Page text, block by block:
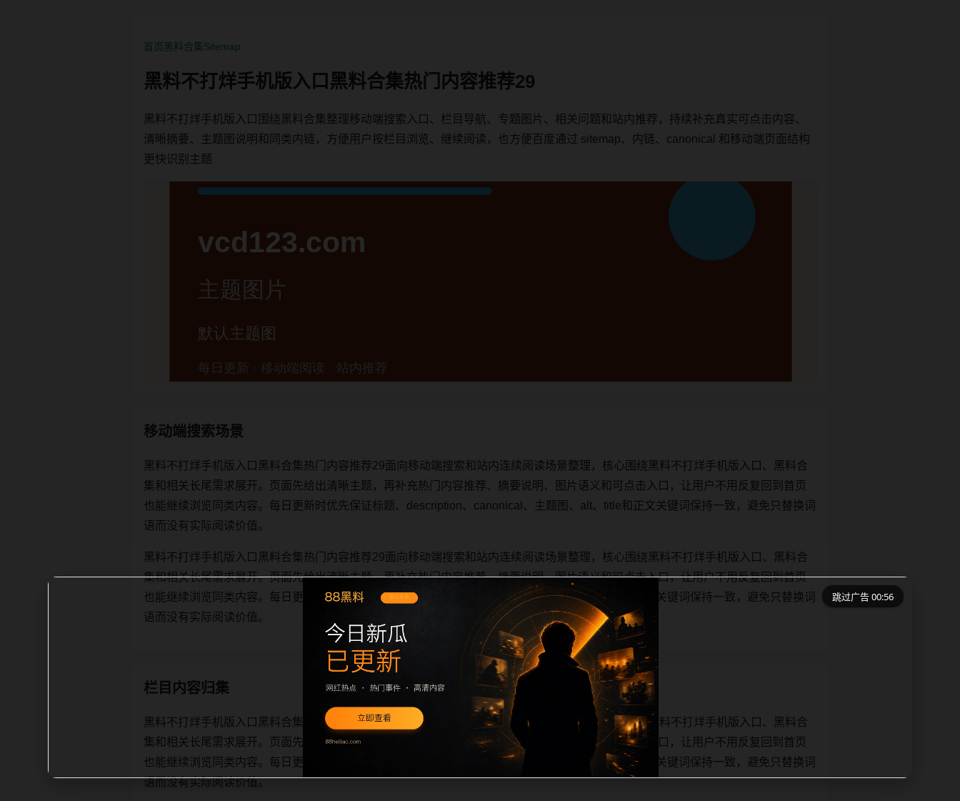
首页黑料合集Sitemap
黑料不打烊手机版入口黑料合集热门内容推荐29
黑料不打烊手机版入口围绕黑料合集整理移动端搜索入口、栏目导航、专题图片、相关问题和站内推荐，持续补充真实可点击内容、
清晰摘要、主题图说明和同类内链，方便用户按栏目浏览、继续阅读，也方便百度通过 sitemap、内链、canonical 和移动端页面结构
更快识别主题
移动端搜索场景
黑料不打烊手机版入口黑料合集热门内容推荐29面向移动端搜索和站内连续阅读场景整理，核心围绕黑料不打烊手机版入口、黑料合
集和相关长尾需求展开。页面先给出清晰主题，再补充热门内容推荐、摘要说明、图片语义和可点击入口，让用户不用反复回到首页
也能继续浏览同类内容。每日更新时优先保证标题、description、canonical、主题图、alt、title和正文关键词保持一致，避免只替换词
语而没有实际阅读价值。
黑料不打烊手机版入口黑料合集热门内容推荐29面向移动端搜索和站内连续阅读场景整理，核心围绕黑料不打烊手机版入口、黑料合
集和相关长尾需求展开。页面先给出清晰主题，再补充热门内容推荐、摘要说明、图片语义和可点击入口，让用户不用反复回到首页
也能继续浏览同类内容。每日更新时优先保证标题、description、canonical、主题图、alt、title和正文关键词保持一致，避免只替换词
语而没有实际阅读价值。
栏目内容归集
黑料不打烊手机版入口黑料合集热门内容推荐29面向移动端搜索和站内连续阅读场景整理，核心围绕黑料不打烊手机版入口、黑料合
集和相关长尾需求展开。页面先给出清晰主题，再补充热门内容推荐、摘要说明、图片语义和可点击入口，让用户不用反复回到首页
也能继续浏览同类内容。每日更新时优先保证标题、description、canonical、主题图、alt、title和正文关键词保持一致，避免只替换词
语而没有实际阅读价值。
跳过广告 00:55